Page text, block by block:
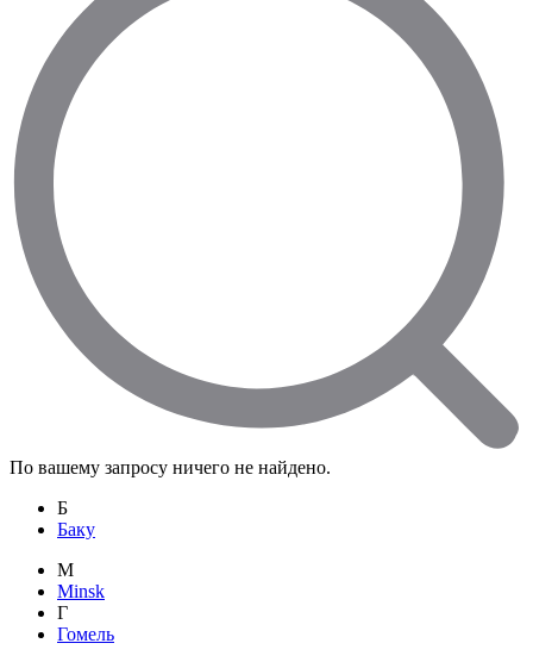
По вашему запросу ничего не найдено.
Б
Баку
M
Minsk
Г
Гомель